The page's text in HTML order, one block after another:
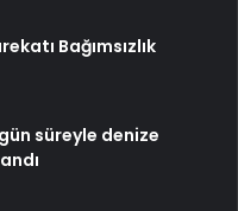
Bağımsızlık
süreyle denize